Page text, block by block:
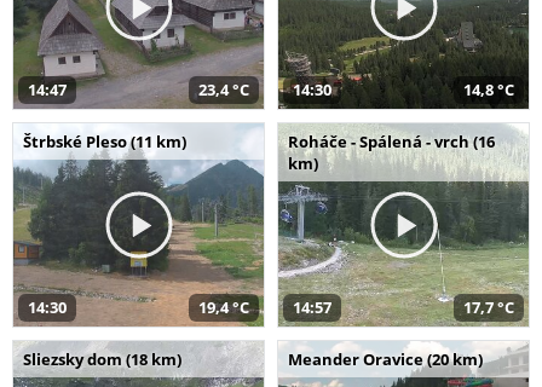
14:47 23,4 °C 14:30 14,8 °C
Štrbské Pleso (11 km)
14:30 19,4 °C
Roháče - Spálená - vrch (16
km)
14:57 17,7 °C
Sliezsky dom (18 km) Meander Oravice (20 km)